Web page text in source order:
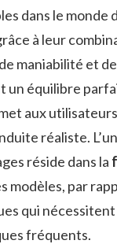
dans le monde
à leur
maniabilité et
un équilibre
aux
réaliste.
réside dans la
modèles, par
qui
fréquents.